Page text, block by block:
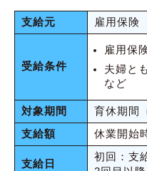
支給元 雇用保険
受給条件
雇用保
夫婦と
など
対象期間
育休期間
支給額
休業開始
支給日
初回：支